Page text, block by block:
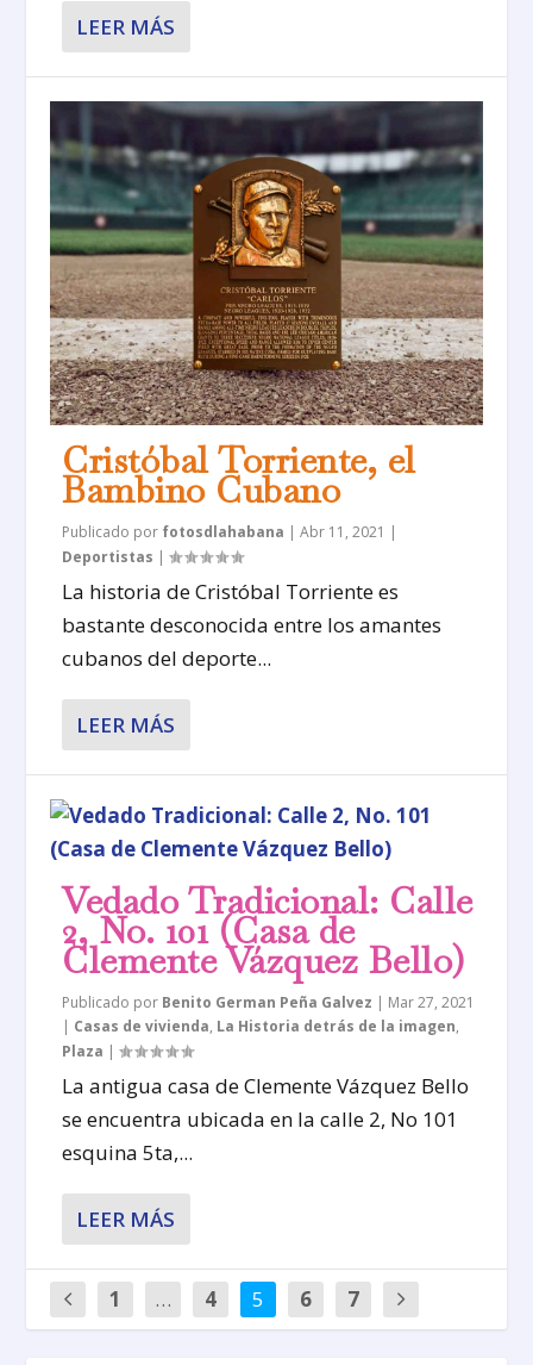
LEER MÁS
Cristóbal Torriente, el
Bambino Cubano
Publicado por fotosdlahabana |Abr 11, 2021 |
Deportistas |
La historia de Cristóbal Torriente es
bastante desconocida entre los amantes
cubanos del deporte...
LEER MÁS
Vedado Tradicional: Calle
2, No. 101 (Casa de
Clemente Vázquez Bello)
Publicado por Benito German Peña Galvez | Mar 27, 2021
| Casas de vivienda, La Historia detrás de la imagen,
Plaza |
La antigua casa de Clemente Vázquez Bello
se encuentra ubicada en la calle 2, No 101
esquina 5ta,...
LEER MÁS
1 … 4 5 6 7